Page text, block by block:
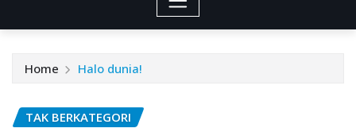
Home Halo dunia!
TAK BERKATEGORI